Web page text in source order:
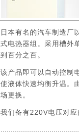
日本有名的汽车制造厂
式电热器组。采用槽外
到百分之百。
该产品即可以自动控制
使液体快速均衡升温。
场更换。
我们备有220V电压对